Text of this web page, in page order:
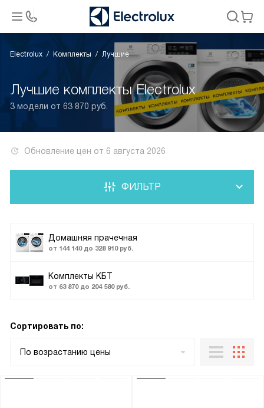
Electrolux Комплекты Лучшие
Лучшие комплекты Electrolux
3 модели от 63 870 руб.
Обновление цен от 6 августа 2026
Домашняя прачечная
от 144 140 до 328 910 руб.
Комплекты КБТ
от 63 870 до 204 580 руб.
ФИЛЬТР
Сортировать по:
По возрастанию цены